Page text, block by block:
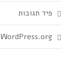
פיד תגובות
WordPress.org